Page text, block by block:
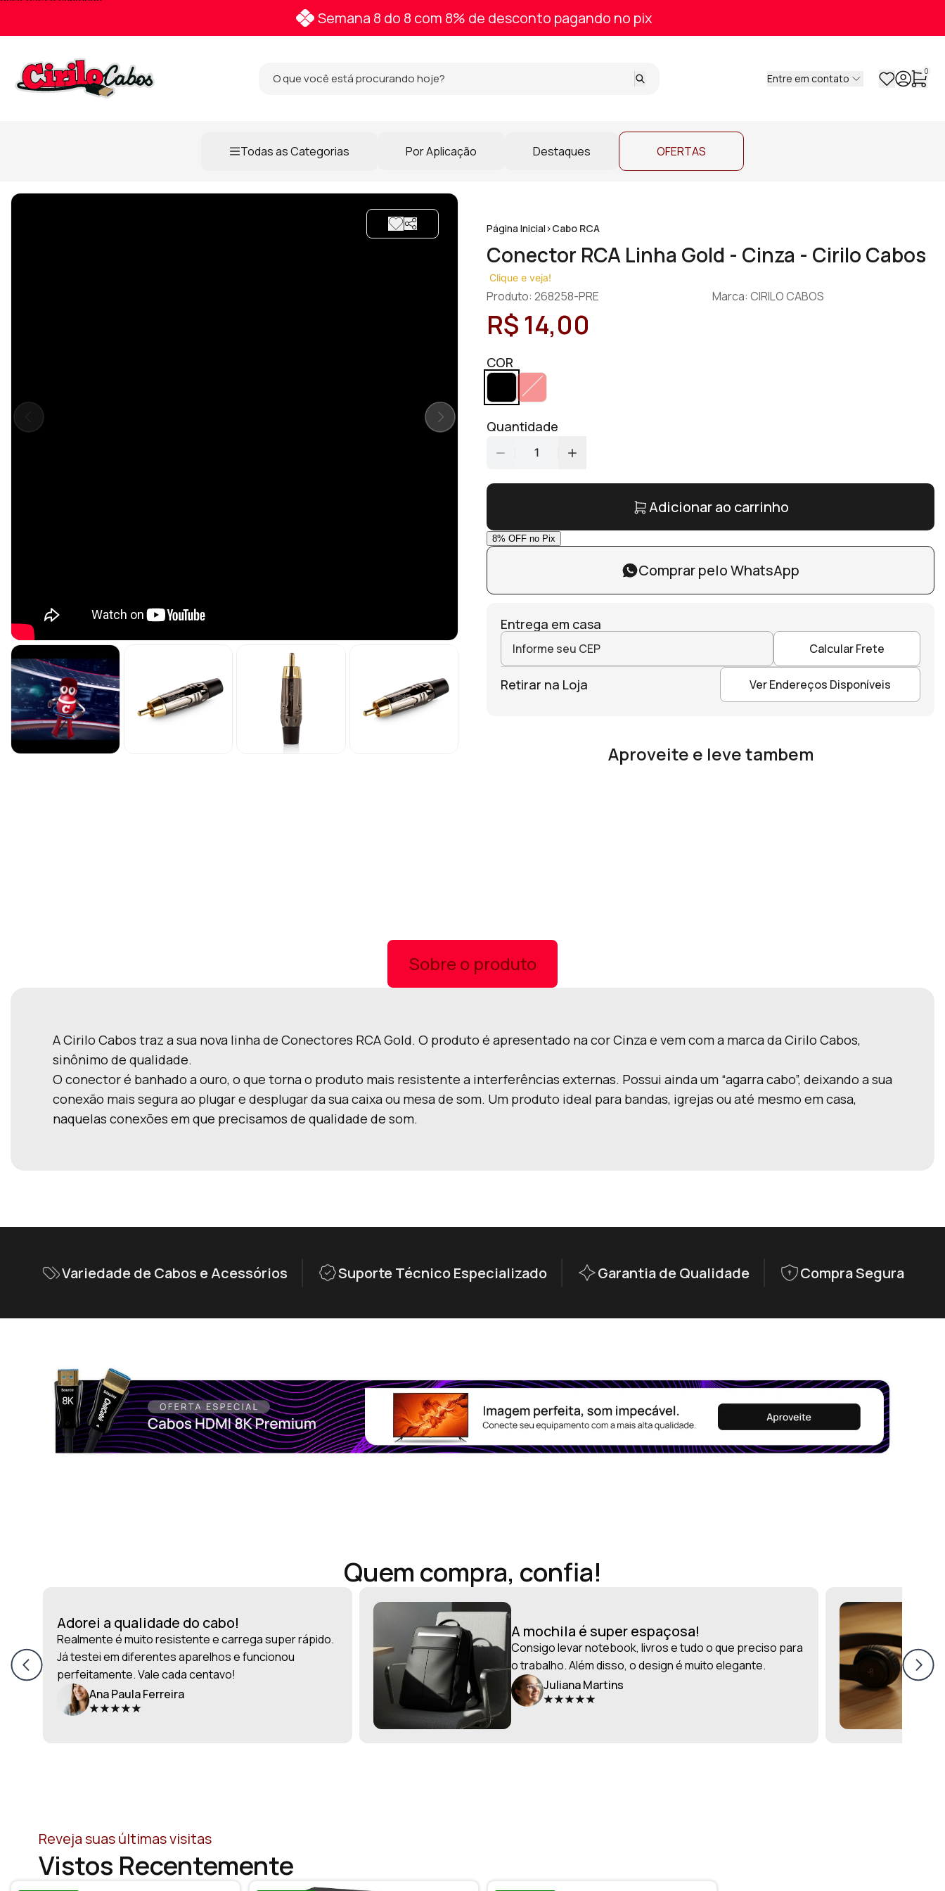
Semana 8 do 8 com 8% de desconto pagando no pix
Entre em contato
0
Todas as Categorias Por Aplicação Destaques OFERTAS
Página Inicial>Cabo RCA
Conector RCA Linha Gold - Cinza - Cirilo Cabos
Clique e veja!
Produto: 268258-PRE Marca: CIRILO CABOS
R$ 14,00
COR
Quantidade
1
Adicionar ao carrinho
Comprar pelo WhatsApp
Entrega em casa
Calcular Frete
Retirar na Loja Ver Endereços Disponíveis
Aproveite e leve tambem
Sobre o produto
A Cirilo Cabos traz a sua nova linha de Conectores RCA Gold. O produto é apresentado na cor Cinza e vem com a marca da Cirilo Cabos,
sinônimo de qualidade.
O conector é banhado a ouro, o que torna o produto mais resistente a interferências externas. Possui ainda um “agarra cabo”, deixando a sua
conexão mais segura ao plugar e desplugar da sua caixa ou mesa de som. Um produto ideal para bandas, igrejas ou até mesmo em casa,
naquelas conexões em que precisamos de qualidade de som.
Variedade de Cabos e Acessórios Suporte Técnico Especializado Garantia de Qualidade Compra Segura
Quem compra, confia!
Adorei a qualidade do cabo!
Realmente é muito resistente e carrega super rápido.
Já testei em diferentes aparelhos e funcionou
perfeitamente. Vale cada centavo!
Ana Paula Ferreira
A mochila é super espaçosa!
Consigo levar notebook, livros e tudo o que preciso para
o trabalho. Além disso, o design é muito elegante.
Juliana Martins
Reveja suas últimas visitas
Vistos Recentemente